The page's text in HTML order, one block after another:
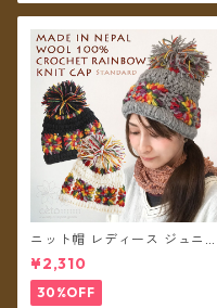
ニット帽 レディース ジュニア
ガールズ クロシェットレイン
ボー ボンボン ネパール ウール
100% フリース裏地付き 帽子
【メール便送料無料】
¥2,310
30%OFF